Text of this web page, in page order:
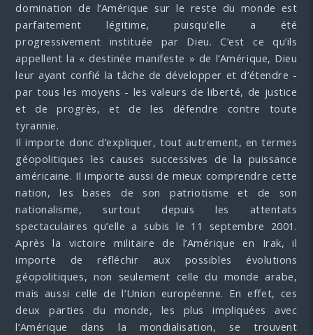
domination de l’Amérique sur le reste du monde est
parfaitement légitime, puisqu’elle a été
progressivement instituée par Dieu. C’est ce qu’ils
appellent la « destinée manifeste » de l’Amérique, Dieu
leur ayant confié la tâche de développer et d’étendre -
par tous les moyens - les valeurs de liberté, de justice
et de progrès, et de les défendre contre toute
tyrannie.
Il importe donc d’expliquer, tout autrement, en termes
géopolitiques les causes successives de la puissance
américaine. Il importe aussi de mieux comprendre cette
nation, les bases de son patriotisme et de son
nationalisme, surtout depuis les attentats
spectaculaires qu’elle a subis le 11 septembre 2001.
Après la victoire militaire de l’Amérique en Irak, il
importe de réfléchir aux possibles évolutions
géopolitiques, non seulement celle du monde arabe,
mais aussi celle de l’Union européenne. En effet, ces
deux parties du monde, les plus impliquées avec
l’Amérique dans la mondialisation, se trouvent